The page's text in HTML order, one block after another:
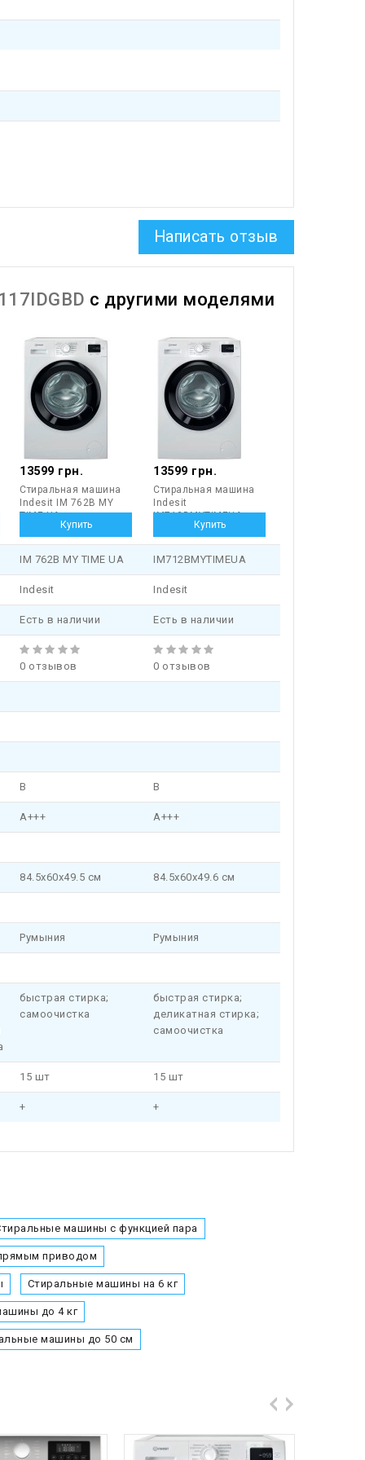
Написать отзыв
с другими моделями
13599 грн.
Стиральная машина
Indesit IM 762B MY
TIME UA
13599 грн.
Стиральная машина
Indesit
IM712BMYTIMEUA
IM 762B MY TIME UA IM712BMYTIMEUA
Indesit Indesit
Есть в наличии Есть в наличии
0 отзывов 0 отзывов
B B
A+++ A+++
84.5x60x49.5 см 84.5x60x49.6 см
Румыния Румыния
быстрая стирка;
самоочистка
быстрая стирка;
деликатная стирка;
самоочистка
15 шт 15 шт
+ +
машины с функцией пара
приводом
Стиральные машины на 6 кг
до 4 кг
машины до 50 см